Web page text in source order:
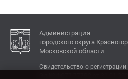
Администрация
городского округа
Московской области
Свидетельство о